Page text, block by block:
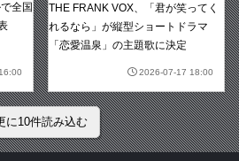
全国
THE FRANK VOX、「君が笑ってく
れるなら」が縦型ショートドラマ
「恋愛温泉」の主題歌に決定
2026-07-17 18:00
に10件読み込む